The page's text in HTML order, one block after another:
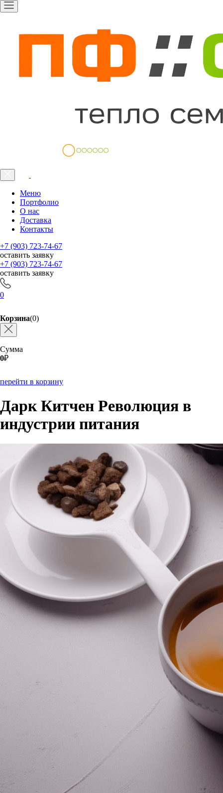
Меню
Портфолио
О нас
Доставка
Контакты
+7 (903) 723-74-67
оставить заявку
+7 (903) 723-74-67
оставить заявку
0
Корзина(0)
Сумма
0₽
перейти в корзину
Дарк Китчен Революция в
индустрии питания